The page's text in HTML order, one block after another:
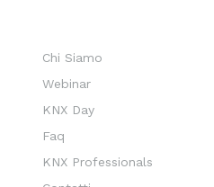
Chi Siamo
Webinar
KNX Day
Faq
KNX Professionals